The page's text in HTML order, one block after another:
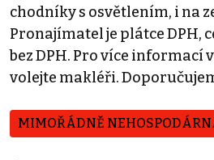
chodníky s osvětlením, i na
Pronajímatel je plátce DPH,
bez DPH. Pro více informací
volejte makléři.
MIMOŘÁDNĚ